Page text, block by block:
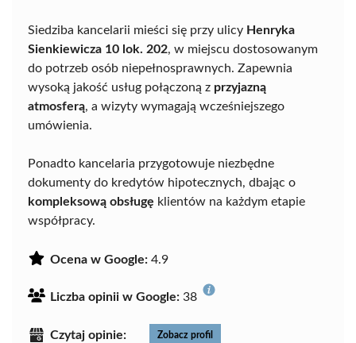
Siedziba kancelarii mieści się przy ulicy Henryka
Sienkiewicza 10 lok. 202, w miejscu dostosowanym
do potrzeb osób niepełnosprawnych. Zapewnia
wysoką jakość usług połączoną z przyjazną
atmosferą, a wizyty wymagają wcześniejszego
umówienia.
Ponadto kancelaria przygotowuje niezbędne
dokumenty do kredytów hipotecznych, dbając o
kompleksową obsługę klientów na każdym etapie
współpracy.
Ocena w Google: 4.9
Liczba opinii w Google: 38
Czytaj opinie: Zobacz profil